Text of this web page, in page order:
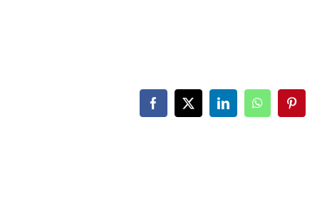
Facebook
X LinkedInWhatsApp